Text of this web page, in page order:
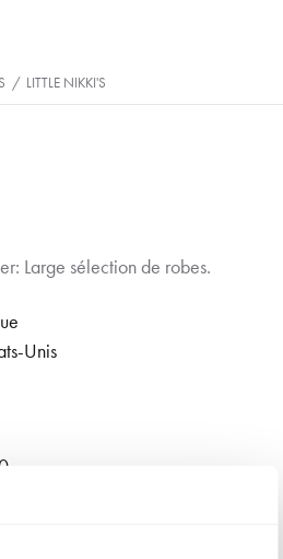
/ LITTLE NIKKI'S
Large sélection de robes.
Unis